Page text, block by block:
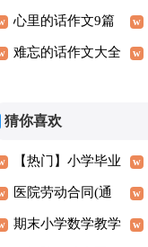
作文3篇
心里的话作文9篇
（优秀）
难忘的话作文大全
猜你喜欢
【热门】小学毕业
演讲稿四篇
医院劳动合同(通
用15篇)
期末小学数学教学